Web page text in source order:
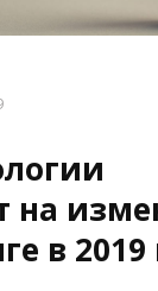
на
в 2019